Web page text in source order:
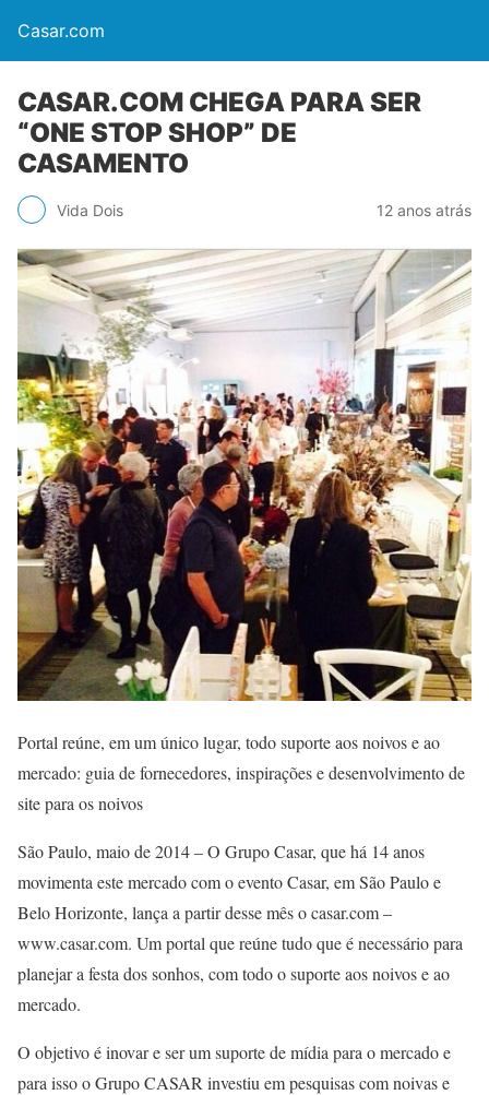
Casar.com
CASAR.COM CHEGA PARA SER
“ONE STOP SHOP” DE
CASAMENTO
Vida Dois 12 anos atrás
Portal reúne, em um único lugar, todo suporte aos noivos e ao
mercado: guia de fornecedores, inspirações e desenvolvimento de
site para os noivos
São Paulo, maio de 2014 – O Grupo Casar, que há 14 anos
movimenta este mercado com o evento Casar, em São Paulo e
Belo Horizonte, lança a partir desse mês o casar.com –
www.casar.com. Um portal que reúne tudo que é necessário para
planejar a festa dos sonhos, com todo o suporte aos noivos e ao
mercado.
O objetivo é inovar e ser um suporte de mídia para o mercado e
para isso o Grupo CASAR investiu em pesquisas com noivas e